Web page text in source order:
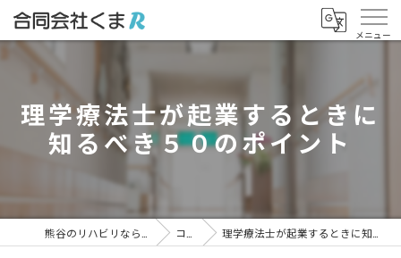
理学療法士が起業するときに
知るべき５０のポイント
コラム 理学療法士が起業するときに知るべき５０のポイント